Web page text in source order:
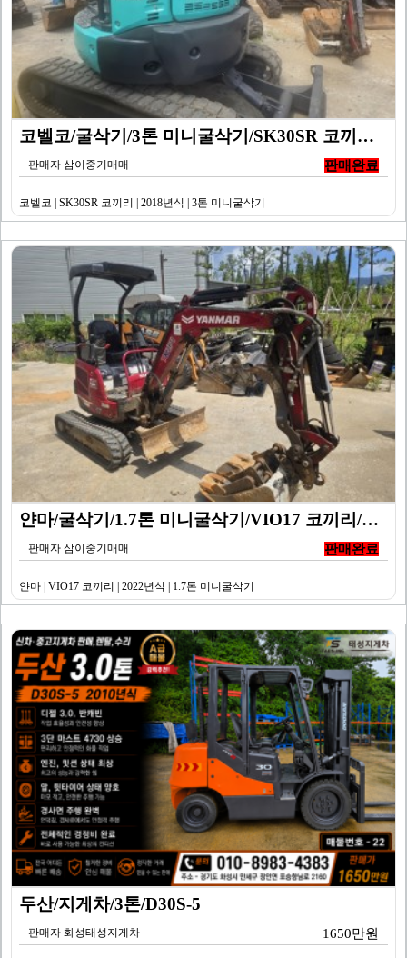
코벨코/굴삭기/3톤 미니굴삭기/SK30SR 코끼리/20…
판매자 삼이중기매매 판매완료
코벨코 | SK30SR 코끼리 | 2018년식 | 3톤 미니굴삭기
얀마/굴삭기/1.7톤 미니굴삭기/VIO17 코끼리/20…
판매자 삼이중기매매 판매완료
얀마 | VIO17 코끼리 | 2022년식 | 1.7톤 미니굴삭기
두산/지게차/3톤/D30S-5
판매자 화성태성지게차 1650만원